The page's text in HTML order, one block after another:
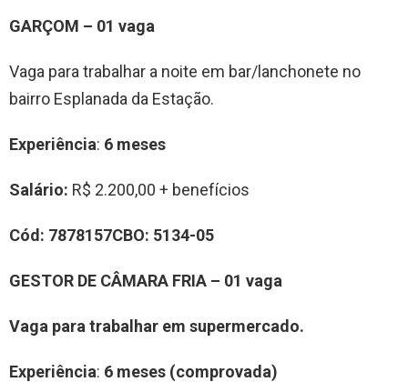
GARÇOM – 01 vaga
Vaga para trabalhar a noite em bar/lanchonete no
bairro Esplanada da Estação.
Experiência: 6 meses
Salário: R$ 2.200,00 + benefícios
Cód: 7878157CBO: 5134-05
GESTOR DE CÂMARA FRIA – 01 vaga
Vaga para trabalhar em supermercado.
Experiência: 6 meses (comprovada)